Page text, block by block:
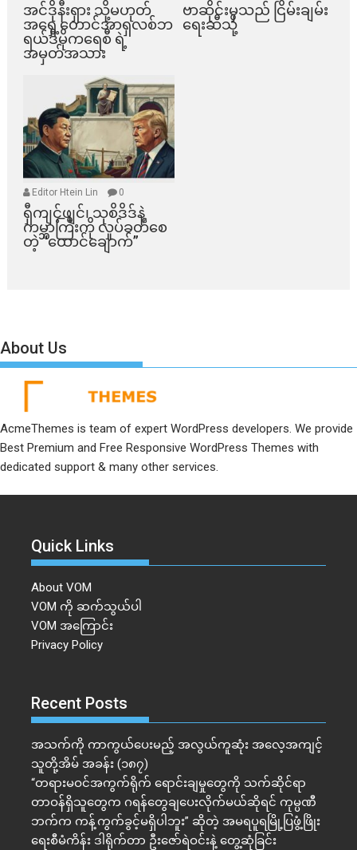
အင်ဒိုနီးရှား သို့မဟုတ်
အရှေ့တောင်အာရှလစ်ဘ
ရယ်ဒီမိုကရေစီ ရဲ့
အမှတ်အသား
ဗာဆိုင်းမှသည် ငြိမ်းချမ်း
ရေးဆီသို့
Editor Htein Lin 0
ရှီကျင့်ဖျင်၊ သုစိဒိဒ်နဲ့
ကမ္ဘာကြီးကို လှုပ်ခတ်စေ
တဲ့ “ထောင်ချောက်”
About Us
AcmeThemes is team of expert WordPress developers. We provide
Best Premium and Free Responsive WordPress Themes with
dedicated support & many other services.
Quick Links
About VOM
VOM ကို ဆက်သွယ်ပါ
VOM အကြောင်း
Privacy Policy
Recent Posts
အသက်ကို ကာကွယ်ပေးမည့် အလွယ်ကူဆုံး အလေ့အကျင့်
သူတို့အိမ် အခန်း (၁၈၇)
“တရားမဝင်အကွက်ရိုက် ရောင်းချမှုတွေကို သက်ဆိုင်ရာ
တာဝန်ရှိသူတွေက ဂရန်တွေချပေးလိုက်မယ်ဆိုရင် ကုမ္ပဏီ
ဘက်က ကန့်ကွက်ခွင့်မရှိပါဘူး” ဆိုတဲ့ အမရပူရမြို့ပြဖွံ့ဖြိုး
ရေးစီမံကိန်း ဒါရိုက်တာ ဦးဇော်ရဲဝင်းနဲ့ တွေ့ဆုံခြင်း